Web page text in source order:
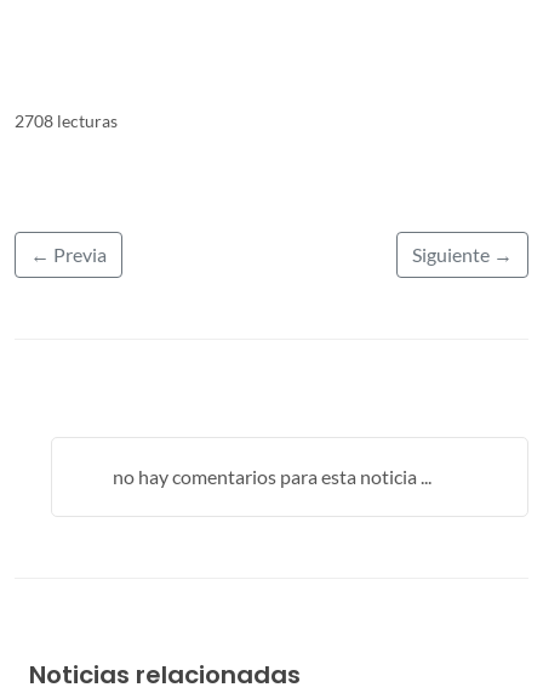
2708 lecturas
← Previa Siguiente →
no hay comentarios para esta noticia ...
Noticias relacionadas